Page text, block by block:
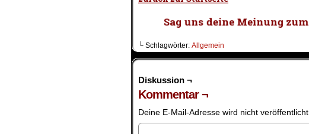
└ Schlagwörter: Allgemein
Diskussion ¬
Kommentar ¬
Deine E-Mail-Adresse wird nicht veröffentlicht.